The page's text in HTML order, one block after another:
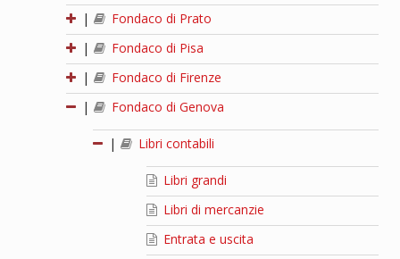
|
Fondaco di Prato
|
Fondaco di Pisa
|
Fondaco di Firenze
|
Fondaco di Genova
| Libri contabili
Libri grandi
Libri di mercanzie
Entrata e uscita